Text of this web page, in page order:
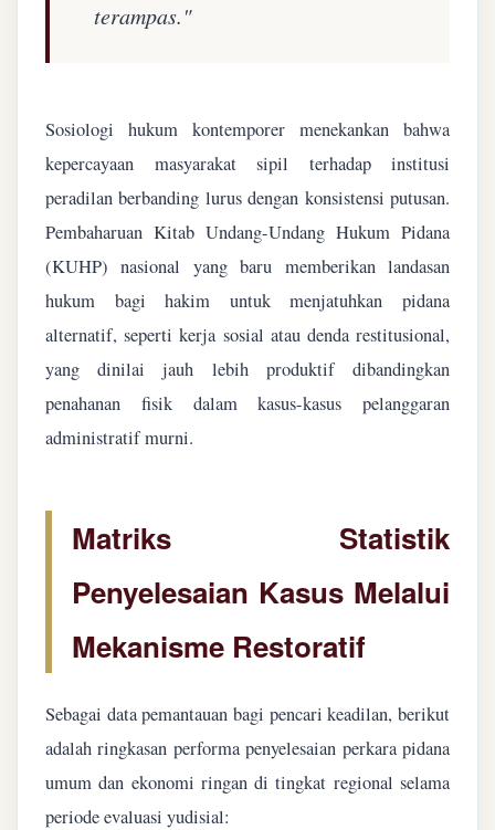
terampas."
Sosiologi hukum kontemporer menekankan bahwa
kepercayaan masyarakat sipil terhadap institusi
peradilan berbanding lurus dengan konsistensi putusan.
Pembaharuan Kitab Undang-Undang Hukum Pidana
(KUHP) nasional yang baru memberikan landasan
hukum bagi hakim untuk menjatuhkan pidana
alternatif, seperti kerja sosial atau denda restitusional,
yang dinilai jauh lebih produktif dibandingkan
penahanan fisik dalam kasus-kasus pelanggaran
administratif murni.
Matriks Statistik
Penyelesaian Kasus Melalui
Mekanisme Restoratif
Sebagai data pemantauan bagi pencari keadilan, berikut
adalah ringkasan performa penyelesaian perkara pidana
umum dan ekonomi ringan di tingkat regional selama
periode evaluasi yudisial: